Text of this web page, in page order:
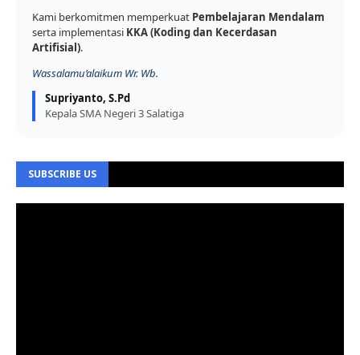
Kami berkomitmen memperkuat Pembelajaran Mendalam
serta implementasi KKA (Koding dan Kecerdasan
Artifisial).
Wassalamu’alaikum Wr. Wb.
Supriyanto, S.Pd
Kepala SMA Negeri 3 Salatiga
SUBSCRIBE US